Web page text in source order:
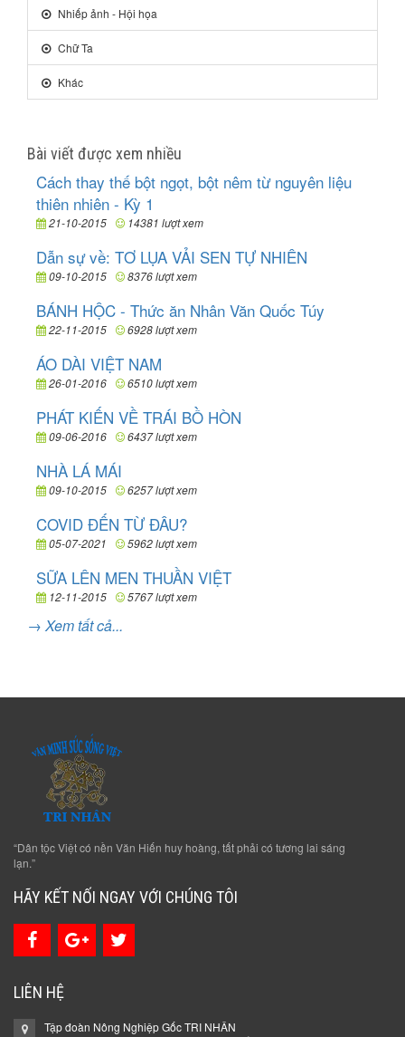
Nhiếp ảnh - Hội họa
Chữ Ta
Khác
Bài viết được xem nhiều
Cách thay thế bột ngọt, bột nêm từ nguyên liệu
thiên nhiên - Kỳ 1
21-10-2015 14381 lượt xem
Dẫn sự về: TƠ LỤA VẢI SEN TỰ NHIÊN
09-10-2015 8376 lượt xem
BÁNH HỘC - Thức ăn Nhân Văn Quốc Túy
22-11-2015 6928 lượt xem
ÁO DÀI VIỆT NAM
26-01-2016 6510 lượt xem
PHÁT KIẾN VỀ TRÁI BỒ HÒN
09-06-2016 6437 lượt xem
NHÀ LÁ MÁI
09-10-2015 6257 lượt xem
COVID ĐẾN TỪ ĐÂU?
05-07-2021 5962 lượt xem
SỮA LÊN MEN THUẦN VIỆT
12-11-2015 5767 lượt xem
→ Xem tất cả...
“Dân tộc Việt có nền Văn Hiến huy hoàng, tất phải có tương lai sáng
lạn.”
HÃY KẾT NỐI NGAY VỚI CHÚNG TÔI
LIÊN HỆ
Tập đoàn Nông Nghiệp Gốc TRI NHÂN